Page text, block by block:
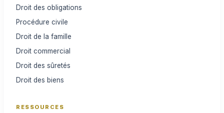
Droit des obligations
Procédure civile
Droit de la famille
Droit commercial
Droit des sûretés
Droit des biens
RESSOURCES